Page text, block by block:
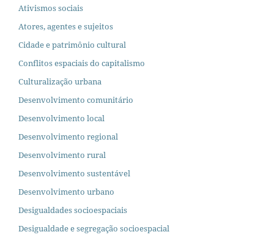
Ativismos sociais
Atores, agentes e sujeitos
Cidade e patrimônio cultural
Conflitos espaciais do capitalismo
Culturalização urbana
Desenvolvimento comunitário
Desenvolvimento local
Desenvolvimento regional
Desenvolvimento rural
Desenvolvimento sustentável
Desenvolvimento urbano
Desigualdades socioespaciais
Desigualdade e segregação socioespacial